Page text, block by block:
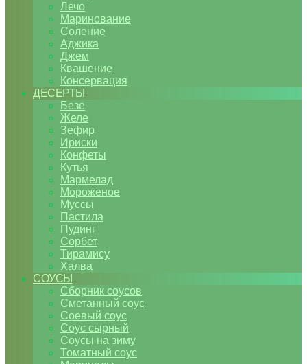
Лечо
Маринование
Соление
Аджика
Джем
Квашение
Консервация
ДЕСЕРТЫ
Безе
Желе
Зефир
Ириски
Конфеты
Кутья
Мармелад
Мороженое
Муссы
Пастила
Пудинг
Сорбет
Тирамису
Халва
СОУСЫ
Сборник соусов
Сметанный соус
Соевый соус
Соус сырный
Соусы на зиму
Томатный соус